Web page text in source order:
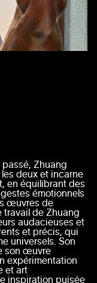
Zhuang
deux et incarne
en équilibrant des
émotionnels
œuvres de
travail de Zhuang
audacieuses et
et précis, qui
universels. Son
son œuvre
expérimentation
et art
inspiration puisée